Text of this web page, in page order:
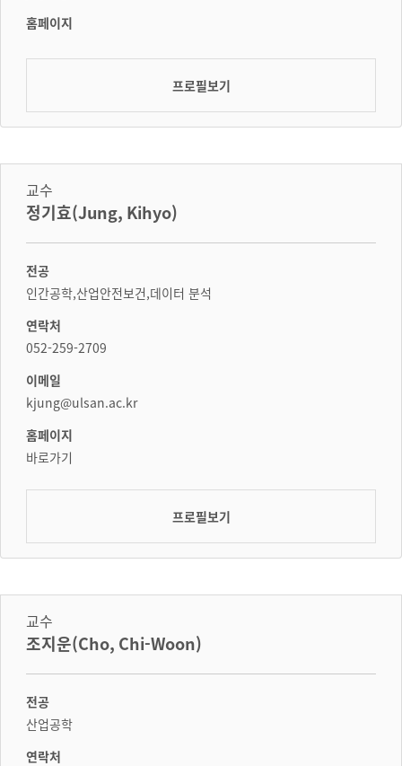
홈페이지
프로필보기
교수
정기효(Jung, Kihyo)
전공
인간공학,산업안전보건,데이터 분석
연락처
052-259-2709
이메일
kjung@ulsan.ac.kr
홈페이지
바로가기
프로필보기
교수
조지운(Cho, Chi-Woon)
전공
산업공학
연락처